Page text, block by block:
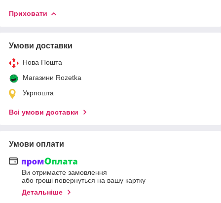
Приховати
Умови доставки
Нова Пошта
Магазини Rozetka
Укрпошта
Всі умови доставки
Умови оплати
Ви отримаєте замовлення
або гроші повернуться на вашу картку
Детальніше